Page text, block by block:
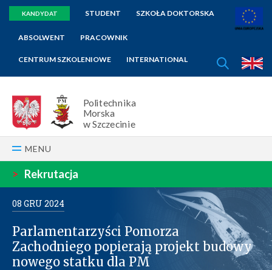
KANDYDAT STUDENT SZKOŁA DOKTORSKA
ABSOLWENT PRACOWNIK
CENTRUM SZKOLENIOWE INTERNATIONAL
Politechnika
Morska
w Szczecinie
SZUKAJ
MENU
> Rekrutacja
08 GRU 2024
Parlamentarzyści Pomorza
Zachodniego popierają projekt budowy
nowego statku dla PM